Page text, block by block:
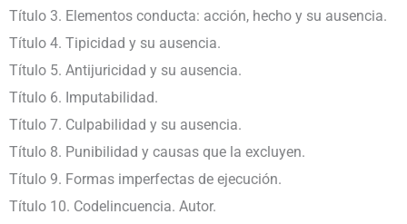
Título 3. Elementos conducta: acción, hecho y su ausencia.
Título 4. Tipicidad y su ausencia.
Título 5. Antijuricidad y su ausencia.
Título 6. Imputabilidad.
Título 7. Culpabilidad y su ausencia.
Título 8. Punibilidad y causas que la excluyen.
Título 9. Formas imperfectas de ejecución.
Título 10. Codelincuencia. Autor.